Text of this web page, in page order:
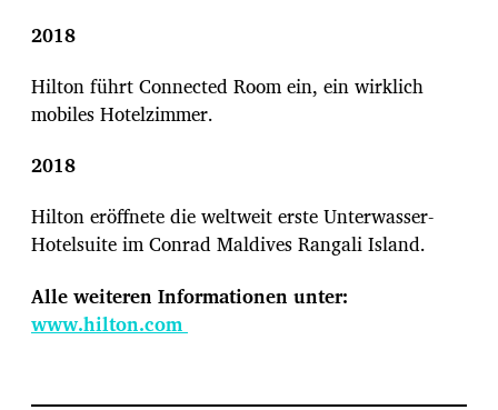
2018
Hilton führt Connected Room ein, ein wirklich
mobiles Hotelzimmer.
2018
Hilton eröffnete die weltweit erste Unterwasser-
Hotelsuite im Conrad Maldives Rangali Island.
Alle weiteren Informationen unter:
www.hilton.com